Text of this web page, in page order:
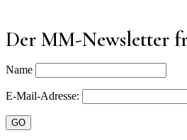
Der MM-Newsletter
Name
E-Mail-Adresse: